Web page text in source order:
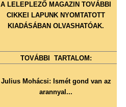
A LELEPLEZŐ MAGAZIN TOVÁBBI
CIKKEI
LAPUNK NYOMTATOTT
KIADÁSÁBAN OLVASHATÓAK.
TOVÁBBI TARTALOM:
Julius Mohácsi: Ismét gond van az
arannyal...